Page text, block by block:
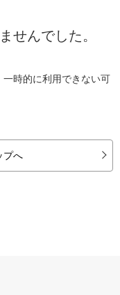
せんでした。
時的に利用できない可
プへ